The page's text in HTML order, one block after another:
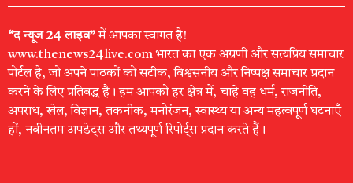
“द न्यूज 24 लाइव”में आपका स्वागत है!
www.thenews24live.com भारत का एक अग्रणी और सत्यप्रिय समाचार
पोर्टल है, जो अपने पाठकों को सटीक, विश्वसनीय और निष्पक्ष समाचार प्रदान
करने के लिए प्रतिबद्ध है। हम आपको हर क्षेत्र में, चाहे वह धर्म, राजनीति,
अपराध, खेल, विज्ञान, तकनीक, मनोरंजन, स्वास्थ्य या अन्य महत्वपूर्ण घटनाएँ
हों, नवीनतम अपडेट्स और तथ्यपूर्ण रिपोर्ट्स प्रदान करते हैं।